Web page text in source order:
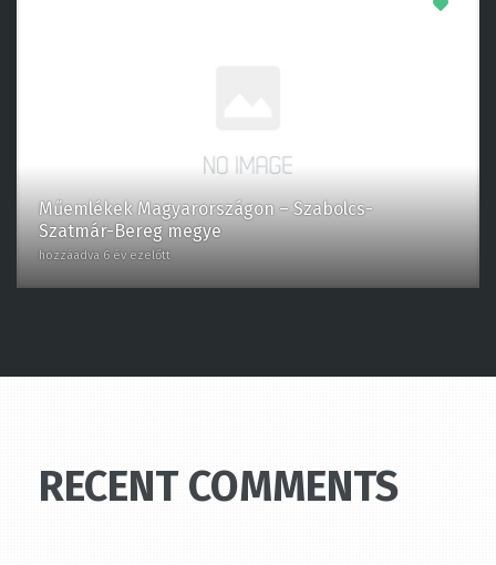
Szatmár-Bereg megye
hozzáadva 6 év ezelőtt
RECENT COMMENTS